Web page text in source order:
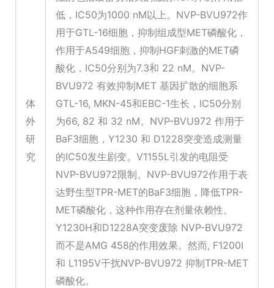
体
外
研
究
低，IC50为1000 nM以上。NVP-BVU972作
用于GTL-16细胞，抑制组成型MET磷酸化，
作用于A549细胞，抑制HGF刺激的MET磷
酸化，IC50分别为7.3和 22 nM。NVP-
BVU972 有效抑制MET 基因扩散的细胞系
GTL-16, MKN-45和EBC-1生长，IC50分别
为66, 82 和 32 nM。NVP-BVU972 作用于
BaF3细胞，Y1230 和 D1228突变造成测量
的IC50发生剧变。V1155L引发的电阻受
NVP-BVU972限制。NVP-BVU972作用于表
达野生型TPR-MET的BaF3细胞，降低TPR-
MET磷酸化，这种作用存在剂量依赖性。
Y1230H和D1228A突变废除 NVP-BVU972
而不是AMG 458的作用效果。然而, F1200I
和 L1195V干扰NVP-BVU972 抑制TPR-MET
磷酸化。